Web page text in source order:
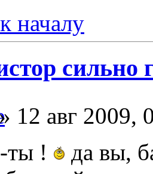
началу
сильно
12 авг 2009,
ты !
да вы,